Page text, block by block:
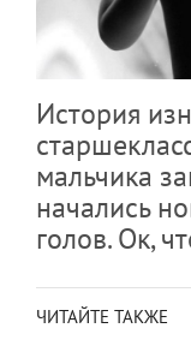
История
мальчика
начались
голов. Ок,
ЧИТАЙТЕ ТАКЖЕ